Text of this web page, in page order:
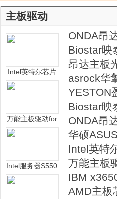
摩天手
西部数据
主板驱动
Intel英特尔芯片
组设备软件
万能主板驱动for
Win7/Win8/Win
XP/Win2003
Intel服务器S550
0BC主板驱动及
显卡驱动及SAT
ONDA昂
xp/win7
Biostar映
昂达主板
asrock华
YESTON
xp
Biostar映
xp/win7
ONDA昂
xp/win7
华硕
序集合
Intel英特
万能主板
Win7/
IBM
AMD主板